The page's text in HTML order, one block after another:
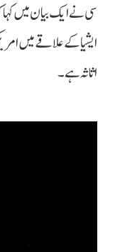
سی نے ایک بیان میں کہا
ایشیا کے علاقے میں
اثاثہ ہے۔